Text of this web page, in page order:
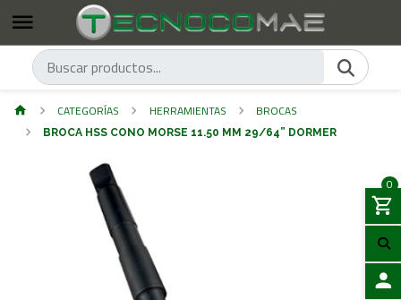
0
CATEGORÍAS HERRAMIENTAS BROCAS
BROCA HSS CONO MORSE 11.50 MM 29/64” DORMER